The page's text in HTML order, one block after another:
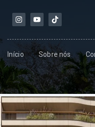
Início Sobre nós